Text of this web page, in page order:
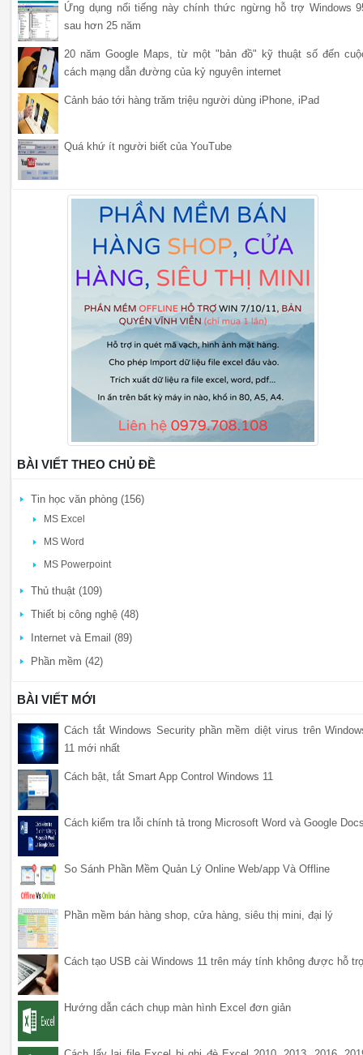
Ứng dụng nổi tiếng này chính thức ngừng hỗ trợ Windows
sau hơn 25 năm
20 năm Google Maps, từ một "bản đồ" kỹ thuật số đến
cách mạng dẫn đường của kỷ nguyên internet
Cảnh báo tới hàng trăm triệu người dùng iPhone, iPad
Quá khứ ít người biết của YouTube
BÀI VIẾT THEO CHỦ ĐỀ
Tin học văn phòng (156)
MS Excel
MS Word
MS Powerpoint
Thủ thuật (109)
Thiết bị công nghệ (48)
Internet và Email (89)
Phần mềm (42)
BÀI VIẾT MỚI
Cách tắt Windows Security phần mềm diệt virus trên
11 mới nhất
Cách bật, tắt Smart App Control Windows 11
Cách kiểm tra lỗi chính tả trong Microsoft Word và Google
So Sánh Phần Mềm Quản Lý Online Web/app Và Offline
Phần mềm bán hàng shop, cửa hàng, siêu thị mini, đại lý
Cách tạo USB cài Windows 11 trên máy tính không được hỗ
Hướng dẫn cách chụp màn hình Excel đơn giản